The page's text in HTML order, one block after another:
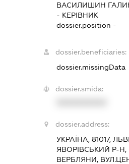
ВАСИЛИШИН
- КЕРІВНИК
dossier.position -
dossier.beneficiaries:
dossier.missingData
dossier.smida:
dossier.address:
УКРАЇНА, 81017,
ЯВОРІВСЬКИЙ Р-Н,
ВЕРБЛЯНИ,